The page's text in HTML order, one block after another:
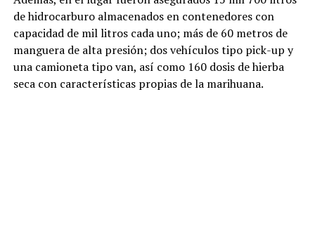
de hidrocarburo almacenados en contenedores con
capacidad de mil litros cada uno; más de 60 metros de
manguera de alta presión; dos vehículos tipo pick-up y
una camioneta tipo van, así como 160 dosis de hierba
seca con características propias de la marihuana.